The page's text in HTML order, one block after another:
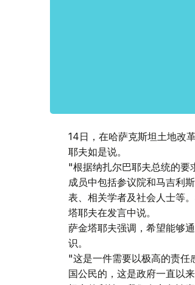
14日，在哈萨克斯坦土地改
耶夫如是说。
"根据纳扎尔巴耶夫总统的要
成员中包括参议院和马吉利
表、相关学者及社会人士等
塔耶夫在发言中说。
萨金塔耶夫强调，希望能够
识。
"这是一件需要以极高的责任
国公民的，这是政府一直以